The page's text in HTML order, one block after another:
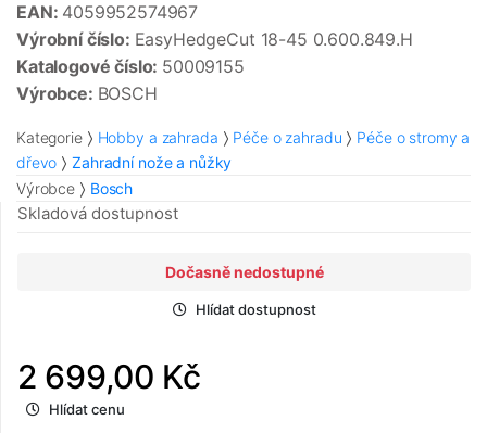
EAN: 4059952574967
Výrobní číslo: EasyHedgeCut 18-45 0.600.849.H
Katalogové číslo: 50009155
Výrobce: BOSCH
Kategorie Hobby a zahrada Péče o zahradu
Péče o stromy a
dřevo
Zahradní nože a nůžky
Výrobce
Bosch
Skladová dostupnost
Dočasně nedostupné
Hlídat dostupnost
2 699,00 Kč
Hlídat cenu